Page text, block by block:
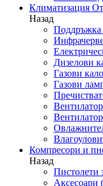
Климатизация
Назад
Поддръжка
Дизелови
Газови
Газови
Компресори и
Назад
Пистолети
Аксесоари